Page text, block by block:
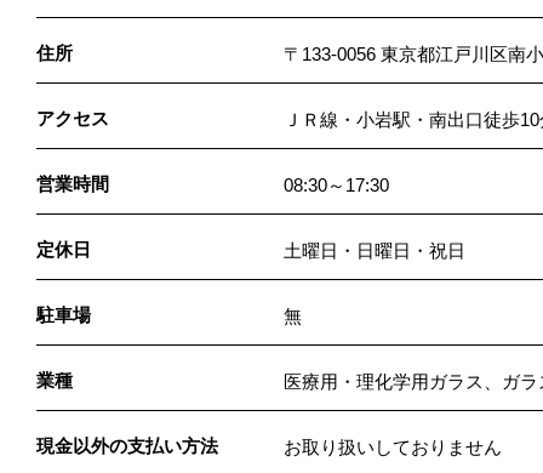
住所 〒133-0056 東京都江戸川区南
アクセス ＪＲ線・小岩駅・南出口徒歩
営業時間 08:30～17:30
定休日 土曜日・日曜日・祝日
駐車場 無
業種 医療用・理化学用ガラス、ガ
現金以外の支払い方法 お取り扱いしておりません